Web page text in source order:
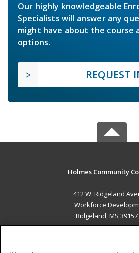
Our highly knowledgeable
Specialists will answer any
might have about the course
options.
REQUEST
Holmes Community
412 W. Ridgeland
Workforce
Ridgeland, MS 39157